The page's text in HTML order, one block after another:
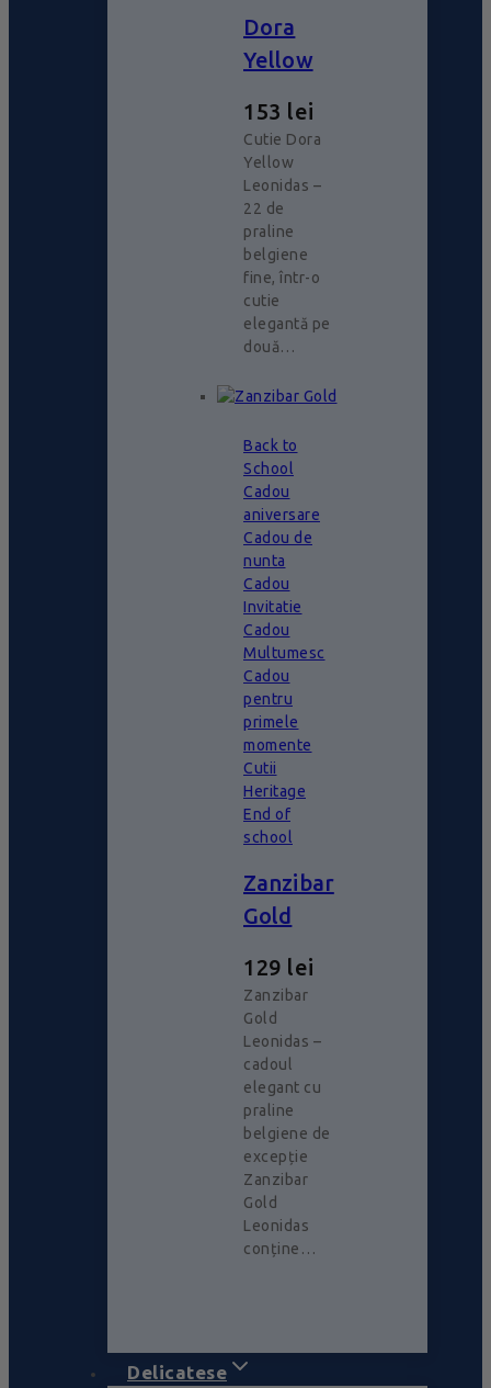
Dora
Yellow
153 lei
Cutie Dora
Yellow
Leonidas –
22 de
praline
belgiene
fine, într-o
cutie
elegantă pe
două…
Back to
School
Cadou
aniversare
Cadou de
nunta
Cadou
Invitatie
Cadou
Multumesc
Cadou
pentru
primele
momente
Cutii
Heritage
End of
school
Zanzibar
Gold
129 lei
Zanzibar
Gold
Leonidas –
cadoul
elegant cu
praline
belgiene de
excepție
Zanzibar
Gold
Leonidas
conține…
Delicatese